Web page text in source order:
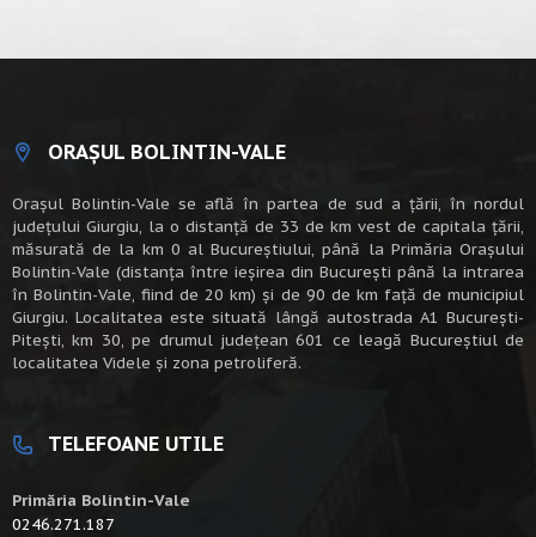
ORAȘUL BOLINTIN-VALE
Oraşul Bolintin-Vale se află în partea de sud a ţării, în nordul
judeţului Giurgiu, la o distanţă de 33 de km vest de capitala țării,
măsurată de la km 0 al Bucureștiului, până la Primăria Orașului
Bolintin-Vale (distanța între ieșirea din București până la intrarea
în Bolintin-Vale, fiind de 20 km) şi de 90 de km faţă de municipiul
Giurgiu. Localitatea este situată lângă autostrada A1 Bucureşti-
Piteşti, km 30, pe drumul judeţean 601 ce leagă Bucureştiul de
localitatea Videle şi zona petroliferă.
TELEFOANE UTILE
Primăria Bolintin-Vale
0246.271.187